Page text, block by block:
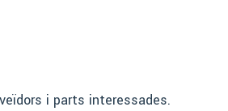
i parts interessades.